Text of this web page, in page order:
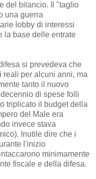
del bilancio. Il "taglio
una guerra
lobby di interessi
la base delle entrate
si prevedeva che
reali per alcuni anni, ma
tanto il nuovo
di spese folli
triplicato il budget della
del Male era
invece stava
Inutile dire che i
l'inizio
minimamente
fiscale e della difesa.